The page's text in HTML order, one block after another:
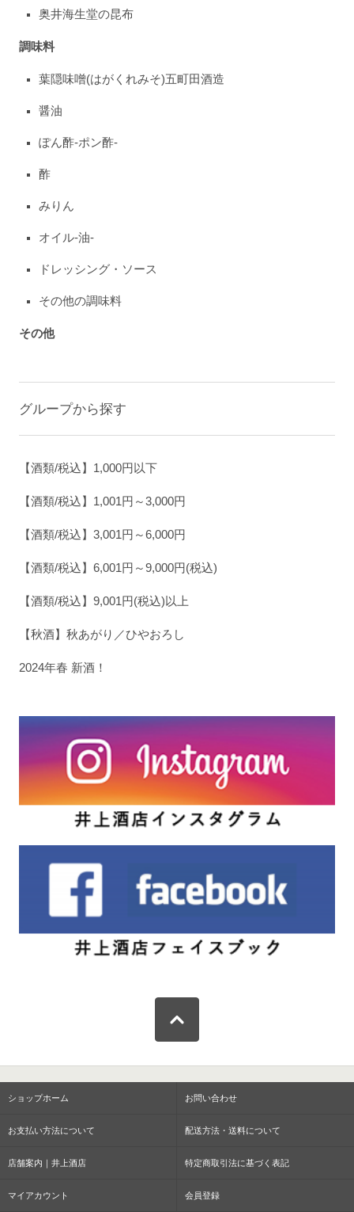
奥井海生堂の昆布
調味料
葉隠味噌(はがくれみそ)五町田酒造
醤油
ぽん酢-ポン酢-
酢
みりん
オイル-油-
ドレッシング・ソース
その他の調味料
その他
グループから探す
【酒類/税込】1,000円以下
【酒類/税込】1,001円～3,000円
【酒類/税込】3,001円～6,000円
【酒類/税込】6,001円～9,000円(税込)
【酒類/税込】9,001円(税込)以上
【秋酒】秋あがり／ひやおろし
2024年春 新酒！
ショップホーム お問い合わせ
お支払い方法について 配送方法・送料について
店舗案内｜井上酒店 特定商取引法に基づく表記
マイアカウント 会員登録